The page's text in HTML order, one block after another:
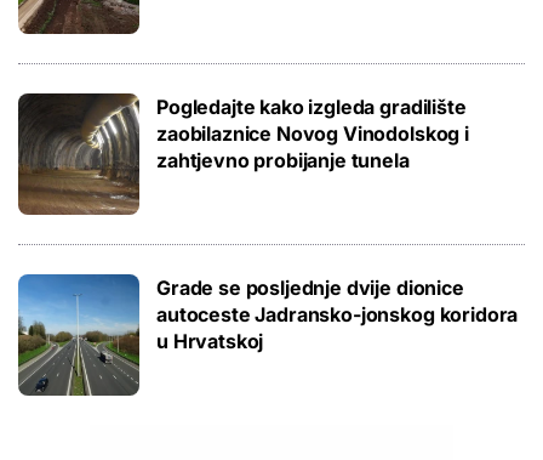
Pogledajte kako izgleda gradilište
zaobilaznice Novog Vinodolskog i
zahtjevno probijanje tunela
Grade se posljednje dvije dionice
autoceste Jadransko-jonskog koridora
u Hrvatskoj